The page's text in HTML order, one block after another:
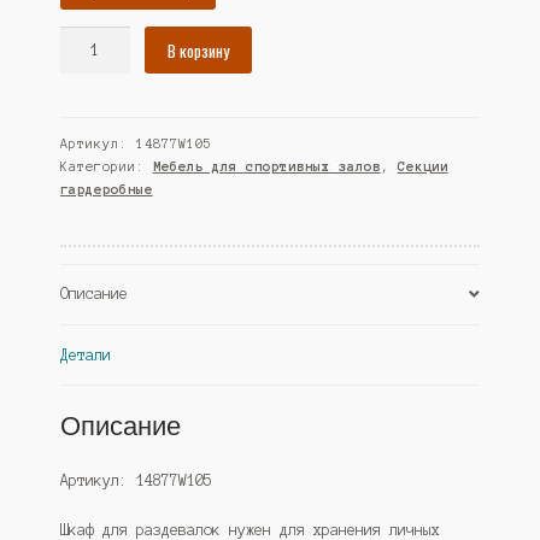
раздевалок
"ФИТНЕС"
№1Б,
Сонома
Дуб
(Westcom)
В корзину
Артикул:14877W105
Категории: Мебель для спортивных залов , Секции
гардеробные
Описание
Детали
Описание
Артикул: 14877W105
Шкаф для раздевалок нужен для хранения личных